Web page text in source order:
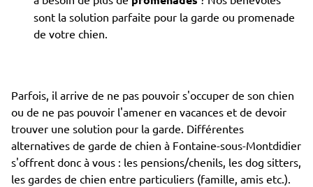
sont la solution parfaite pour la garde ou promenade
de votre chien.
Parfois, il arrive de ne pas pouvoir s'occuper de son chien
ou de ne pas pouvoir l'amener en vacances et de devoir
trouver une solution pour la garde. Différentes
alternatives de garde de chien à Fontaine-sous-Montdidier
s'offrent donc à vous : les pensions/chenils, les dog sitters,
les gardes de chien entre particuliers (famille, amis etc.).